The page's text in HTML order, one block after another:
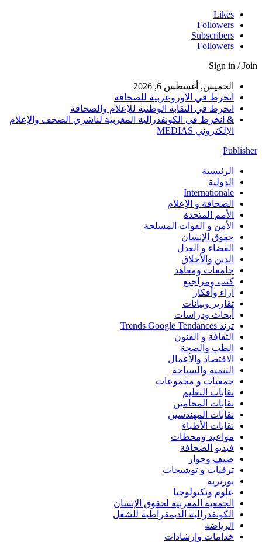
Likes
Followers
Subscribers
Followers
Sign in / Join
الخميس, أغسطس 6, 2026
انخرط في الأوروعربية للصحافة
انخرط في النقابة الوطنية للإعلام والصحافة
& انخرط في الكونفدرالية المغربية لناشري الصحف والإعلام
الإلكتروني MEDIAS
Publisher
الرئيسية
الدولية
Internationale
الصحافة و الإعلام
الأمم المتحدة
الأمن و القوات المسلحة
حقوق الإنسان
القضاء و العدل
الدين والأخلاق
جامعات ومعاهد
كتب ومراجيع
آراء وأفكار
تقارير وبيانات
أبحاث ودراسات
ترند Trends Google Tendances
الثقافة و الفنون
الطب والصحة
الاقتصاد والأعمال
التنمية والسياحة
جمعيات و مجموعات
نقابات التعليم
نقابات المحامين
نقابات المهندسين
نقابات الأطباء
مواعيد ومحطات
فيديو الصحافة
ضيف وحوار
ترقيات و توشيحات
بورتريه
علوم وتكنولوجيا
الجمعية المغربية لحقوق الإنسان
الكونفدرالية الديمقراطية للشغل
الرياضة
خدامات وإرشادات